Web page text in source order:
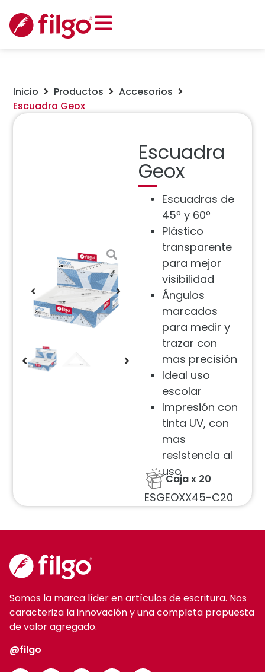
Inicio Productos
Accesorios
Escuadra Geox
Escuadra
Geox
Escuadras de
45º y 60º
Plástico
transparente
para mejor
visibilidad
Ángulos
marcados
para medir y
trazar con
mas precisión
Ideal uso
escolar
Impresión con
tinta UV, con
mas
resistencia al
uso
Caja x 20
ESGEOXX45-C20
Somos la marca líder en artículos de escritura. Nos
caracteriza la innovación y una completa propuesta
de valor agregado.
@filgo